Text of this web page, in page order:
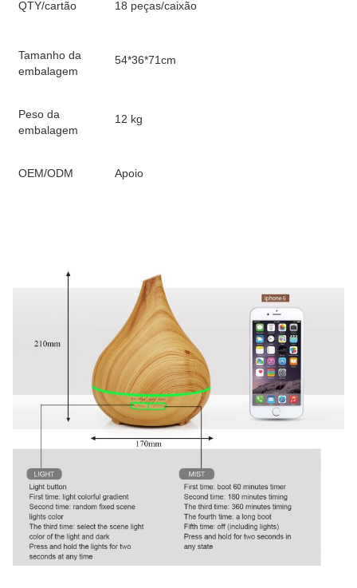
QTY/cartão 18 peças/caixão
Tamanho da
embalagem
54*36*71cm
Peso da
embalagem
12 kg
OEM/ODM Apoio